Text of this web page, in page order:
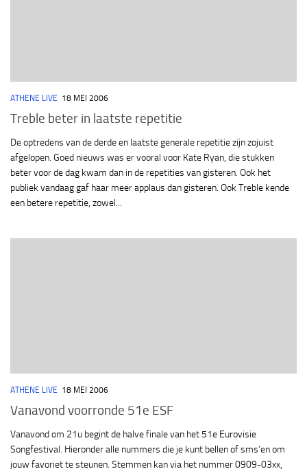
ATHENE LIVE 18 MEI 2006
Treble beter in laatste repetitie
De optredens van de derde en laatste generale repetitie zijn zojuist
afgelopen. Goed nieuws was er vooral voor Kate Ryan, die stukken
beter voor de dag kwam dan in de repetities van gisteren. Ook het
publiek vandaag gaf haar meer applaus dan gisteren. Ook Treble kende
een betere repetitie, zowel...
ATHENE LIVE 18 MEI 2006
Vanavond voorronde 51e ESF
Vanavond om 21u begint de halve finale van het 51e Eurovisie
Songfestival. Hieronder alle nummers die je kunt bellen of sms’en om
jouw favoriet te steunen. Stemmen kan via het nummer 0909-03xx,